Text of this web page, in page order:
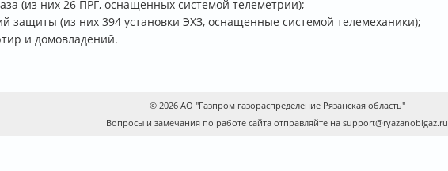
(из них 26 ПРГ, оснащенных системой телеметрии);
защиты (из них 394 установки ЭХЗ, оснащенные системой телемеханики);
и домовладений.
© 2026 АО "Газпром газораспределение Рязанская область"
Вопросы и замечания по работе сайта отправляйте на support@ryazanoblgaz.ru